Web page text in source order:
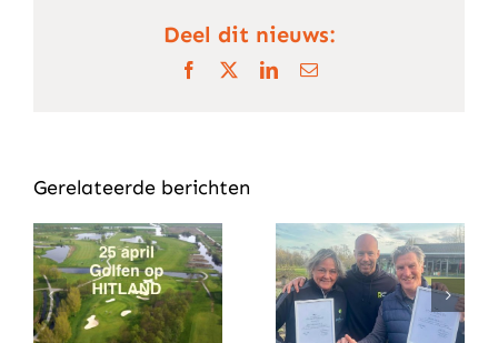
Deel dit nieuws:
Facebook LinkedIn
E-
Gerelateerde berichten